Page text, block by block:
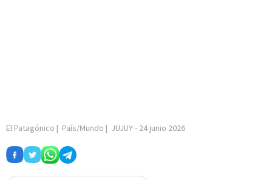
El Patagónico | País/Mundo | JUJUY- 24 junio 2026